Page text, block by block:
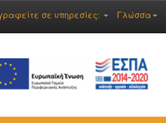
Γλώσσα
σε υπηρεσίες: